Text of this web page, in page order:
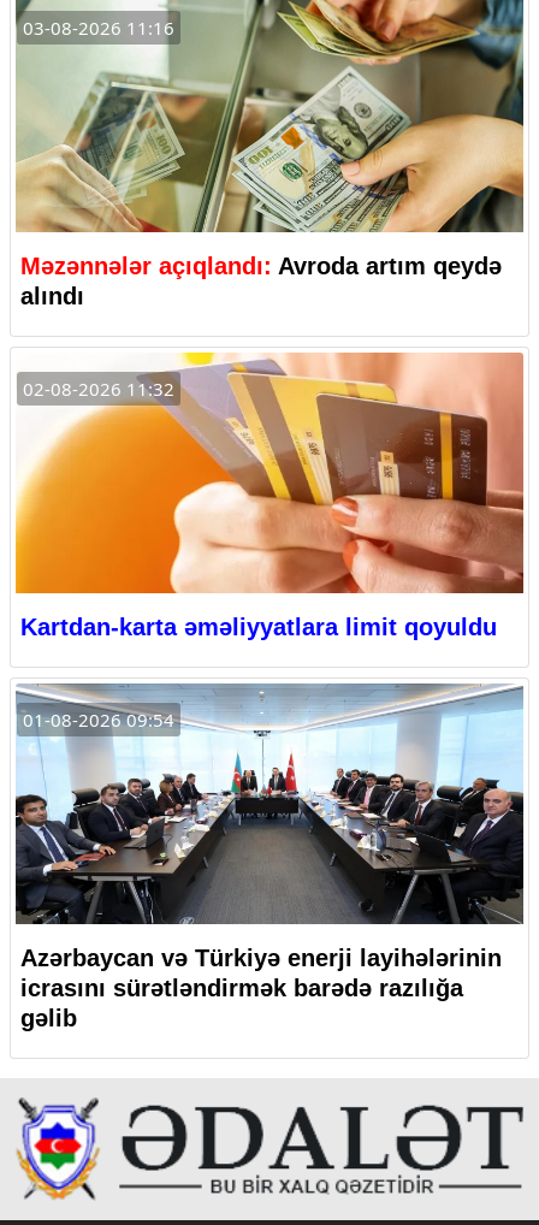
03-08-2026 11:16
Məzənnələr açıqlandı: Avroda artım qeydə
alındı
02-08-2026 11:32
Kartdan-karta əməliyyatlara limit qoyuldu
01-08-2026 09:54
Azərbaycan və Türkiyə enerji layihələrinin
icrasını sürətləndirmək barədə razılığa
gəlib